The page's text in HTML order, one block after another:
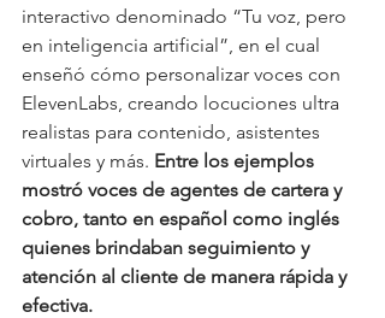
interactivo denominado “Tu voz, pero
en inteligencia artificial”, en el cual
enseñó cómo personalizar voces con
ElevenLabs, creando locuciones ultra
realistas para contenido, asistentes
virtuales y más. Entre los ejemplos
mostró voces de agentes de cartera y
cobro, tanto en español como inglés
quienes brindaban seguimiento y
atención al cliente de manera rápida y
efectiva.